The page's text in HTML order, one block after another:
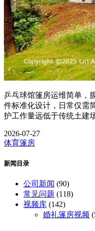
乒乓球馆篷房运维简单，
件标准化设计，日常仅需
护工作量远低于传统土建
2026-07-27
体育篷房
新闻目录
公司新闻 (90)
常见问题 (118)
视频库 (142)
婚礼篷房视频